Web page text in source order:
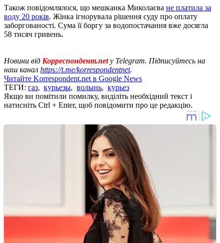
Також повідомлялося, що мешканка Миколаєва не платила за
воду 20 років. Жінка ігнорувала рішення суду про оплату
заборгованості. Сума її боргу за водопостачання вже досягла
58 тисяч гривень.
Новини від Корреспондент.net у Telegram. Підписуйтесь на
наш канал https://t.me/korrespondentnet.
Читайте Korrespondent.net в Google News
ТЕГИ: газ, курьезы, волынь, курьез
Якщо ви помітили помилку, виділіть необхідний текст і
натисніть Ctrl + Enter, щоб повідомити про це редакцію.